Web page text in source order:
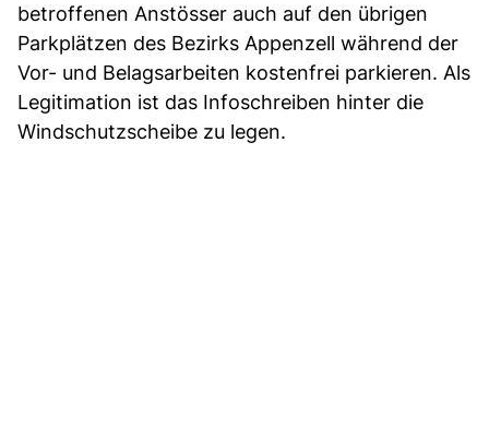
betroffenen Anstösser auch auf den übrigen
Parkplätzen des Bezirks Appenzell während der
Vor- und Belagsarbeiten kostenfrei parkieren. Als
Legitimation ist das Infoschreiben hinter die
Windschutzscheibe zu legen.